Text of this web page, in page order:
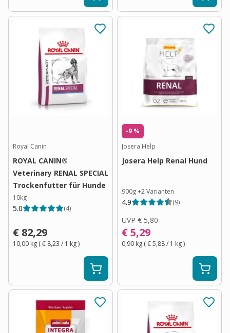
Royal Canin
ROYAL CANIN®
Veterinary RENAL SPECIAL
Trockenfutter für Hunde
10kg
5.0 (4)
€ 82,29
10,00 kg (€ 8,23 / 1 kg)
-9 %
Josera Help
Josera Help Renal Hund
900g+2Varianten
4.9 (9)
UVP € 5,80
€ 5,29
0,90 kg (€ 5,88/ 1 kg)